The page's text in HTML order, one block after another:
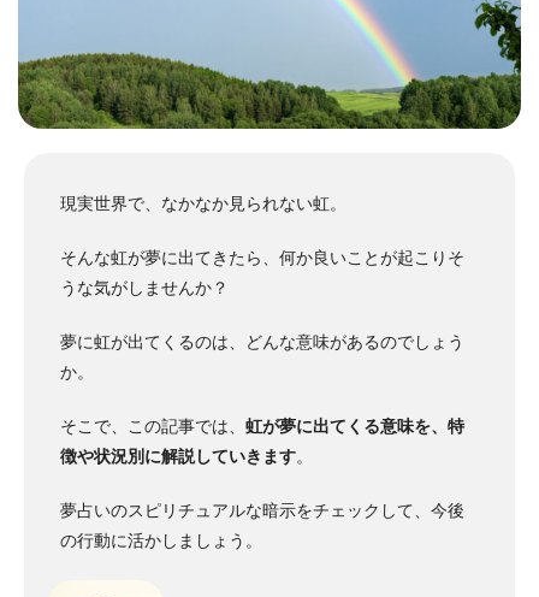
現実世界で、なかなか見られない虹。
そんな虹が夢に出てきたら、何か良いことが起こりそ
うな気がしませんか？
夢に虹が出てくるのは、どんな意味があるのでしょう
か。
そこで、この記事では、 虹が夢に出てくる意味を、特
徴や状況別に解説していきます。
夢占いのスピリチュアルな暗示をチェックして、今後
の行動に活かしましょう。